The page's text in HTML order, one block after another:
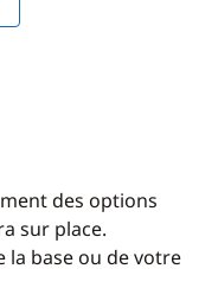
des options
sur place.
la base ou de votre